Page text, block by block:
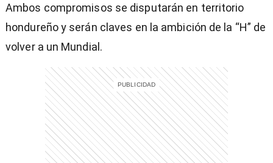
Ambos compromisos se disputarán en territorio
hondureño y serán claves en la ambición de la “H” de
volver a un Mundial.